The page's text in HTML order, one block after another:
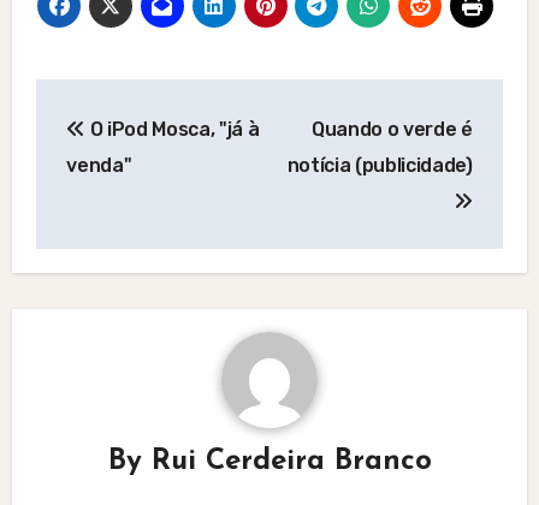
navigation
O iPod Mosca, "já à
venda"
Quando o verde é
notícia (publicidade)
By Rui Cerdeira Branco